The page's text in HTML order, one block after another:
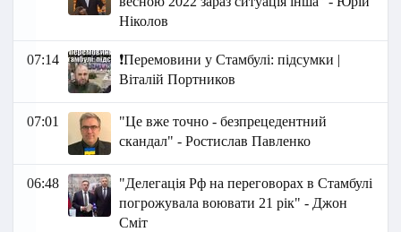
Ніколов
07:14
❗️Перемовини у Стамбулі: підсумки |
Віталій Портников
07:01
"Це вже точно - безпрецедентний
скандал" - Ростислав Павленко
06:48
"Делегація Рф на переговорах в Стамбулі
погрожувала воювати 21 рік" - Джон
Сміт